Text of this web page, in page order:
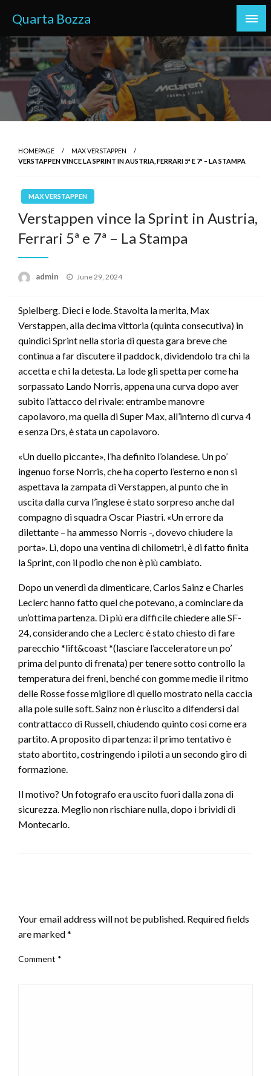
content
Quarta Bozza
HOMEPAGE
MAX VERSTAPPEN
VERSTAPPEN VINCE LA SPRINT IN AUSTRIA, FERRARI 5ª E 7ª – LA STAMPA
MAX VERSTAPPEN
Verstappen vince la Sprint in Austria,
Ferrari 5ª e 7ª – La Stampa
admin
Posted
June 29, 2024
Spielberg. Dieci e lode. Stavolta la merita, Max
Verstappen, alla decima vittoria (quinta consecutiva) in
quindici Sprint nella storia di questa gara breve che
continua a far discutere il paddock, dividendolo tra chi la
accetta e chi la detesta. La lode gli spetta per come ha
sorpassato Lando Norris, appena una curva dopo aver
subìto l’attacco del rivale: entrambe manovre
capolavoro, ma quella di Super Max, all’interno di curva 4
e senza Drs, è stata un capolavoro.
«Un duello piccante», l’ha definito l’olandese. Un po’
ingenuo forse Norris, che ha coperto l’esterno e non si
aspettava la zampata di Verstappen, al punto che in
uscita dalla curva l’inglese è stato sorpreso anche dal
compagno di squadra Oscar Piastri. «Un errore da
dilettante – ha ammesso Norris -, dovevo chiudere la
porta». Lì, dopo una ventina di chilometri, è di fatto finita
la Sprint, con il podio che non è più cambiato.
Dopo un venerdì da dimenticare, Carlos Sainz e Charles
Leclerc hanno fatto quel che potevano, a cominciare da
un’ottima partenza. Di più era difficile chiedere alle SF-
24, considerando che a Leclerc è stato chiesto di fare
parecchio *lift&coast *(lasciare l’acceleratore un po’
prima del punto di frenata) per tenere sotto controllo la
temperatura dei freni, benché con gomme medie il ritmo
delle Rosse fosse migliore di quello mostrato nella caccia
alla pole sulle soft. Sainz non è riuscito a difendersi dal
contrattacco di Russell, chiudendo quinto così come era
partito. A proposito di partenza: il primo tentativo è
stato abortito, costringendo i piloti a un secondo giro di
formazione.
Il motivo? Un fotografo era uscito fuori dalla zona di
sicurezza. Meglio non rischiare nulla, dopo i brividi di
Montecarlo.
Your email address will not be published. Required fields
are marked*
Comment *